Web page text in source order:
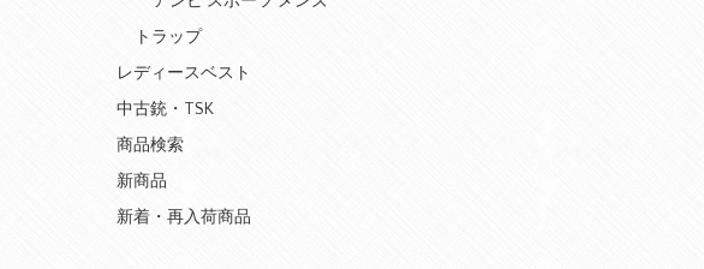
トラップ
レディースベスト
中古銃・TSK
商品検索
新商品
新着・再入荷商品